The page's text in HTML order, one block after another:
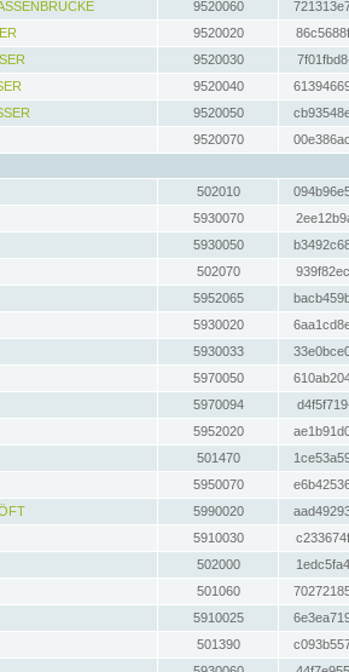
9520060
9520020
9520030
9520040
9520050
9520070
502010
5930070
5930050
502070
5952065
5930020
5930033
5970050
5970094
5952020
501470
5950070
5990020
5910030
502000
501060
5910025
501390